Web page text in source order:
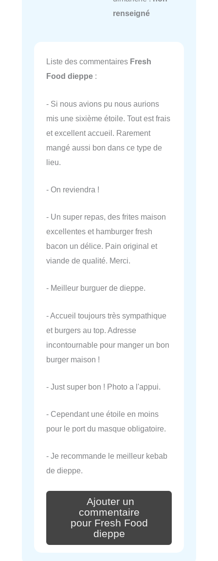
renseigné
Liste des commentaires Fresh
Food dieppe :
- Si nous avions pu nous aurions
mis une sixième étoile. Tout est frais
et excellent accueil. Rarement
mangé aussi bon dans ce type de
lieu.
- On reviendra !
- Un super repas, des frites maison
excellentes et hamburger fresh
bacon un délice. Pain original et
viande de qualité. Merci.
- Meilleur burguer de dieppe.
- Accueil toujours très sympathique
et burgers au top. Adresse
incontournable pour manger un bon
burger maison !
- Just super bon ! Photo a l'appui.
- Cependant une étoile en moins
pour le port du masque obligatoire.
- Je recommande le meilleur kebab
de dieppe.
Ajouter un
commentaire
pour Fresh Food
dieppe